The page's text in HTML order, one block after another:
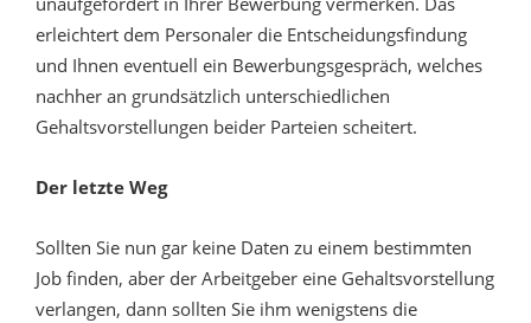
erleichtert dem Personaler die Entscheidungsfindung
und Ihnen eventuell ein Bewerbungsgespräch, welches
nachher an grundsätzlich unterschiedlichen
Gehaltsvorstellungen beider Parteien scheitert.
Der letzte Weg
Sollten Sie nun gar keine Daten zu einem bestimmten
Job finden, aber der Arbeitgeber eine Gehaltsvorstellung
verlangen, dann sollten Sie ihm wenigstens die